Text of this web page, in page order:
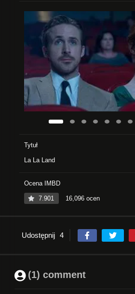
Tytuł
La La Land
Ocena IMBD
7.901 16,096 ocen
Udostępnij 4
(1) comment